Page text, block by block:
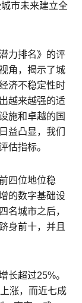
市未来建立全
力排名》的评
角，揭示了城
济不稳定性时
越来越强的适
施和卓越的国
益凸显，我们
估指标。
四位地位稳
的数字基础设
名城市之后，
身前十，并且
长超过25%。
涨，而近七成